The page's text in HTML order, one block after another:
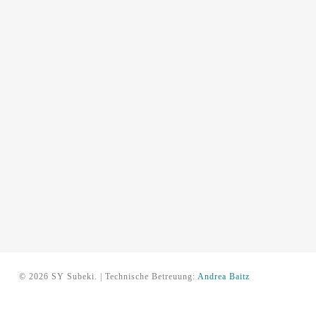
© 2026 SY Subeki. | Technische Betreuung: Andrea Baitz